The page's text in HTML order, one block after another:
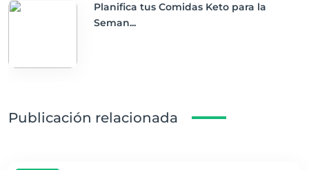
Planifica tus Comidas Keto para la
Seman...
Publicación relacionada